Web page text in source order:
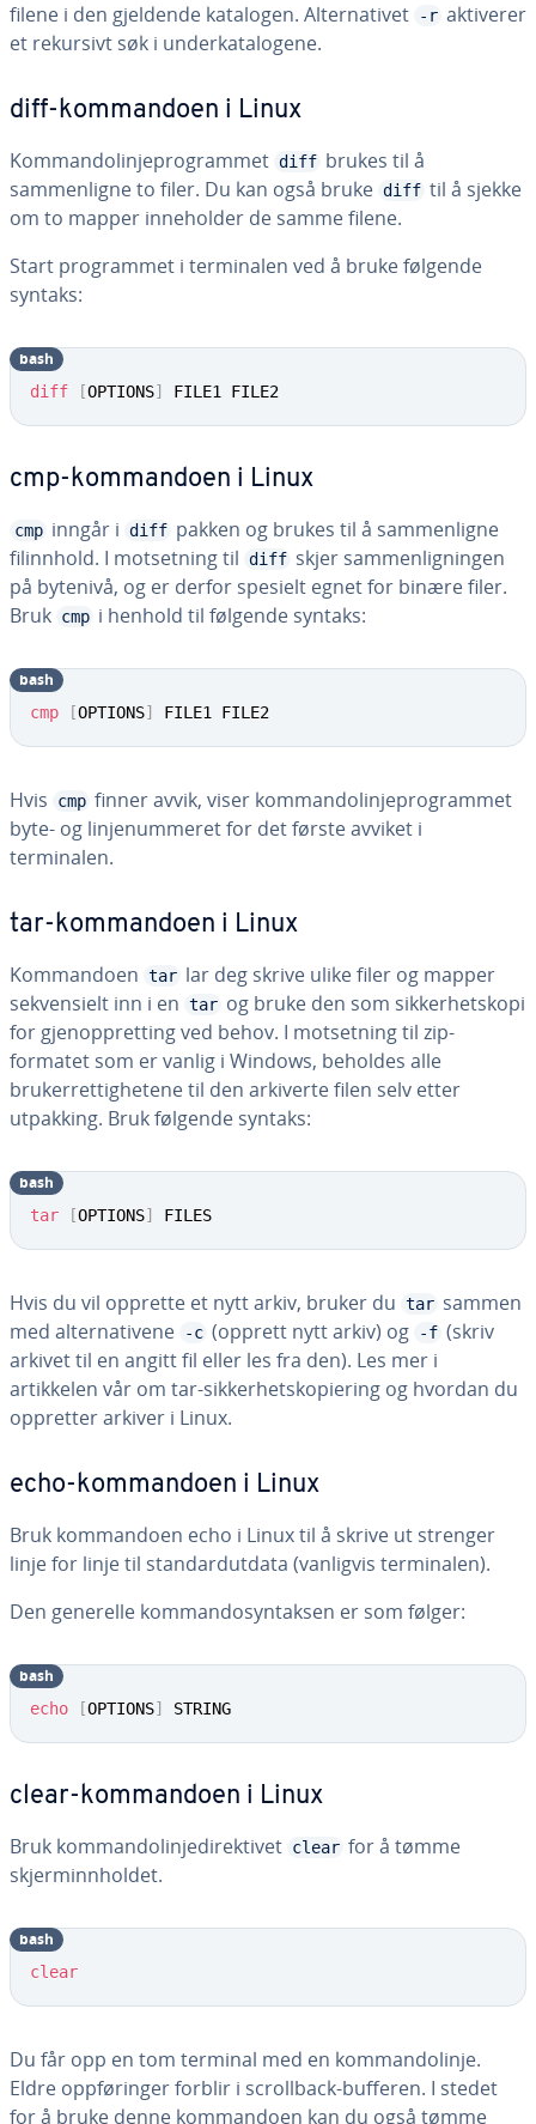
filene i den gjeldende katalogen. Alternativet
-r aktiverer
et rekursivt søk i underkatalogene.
diff-kommandoen i Linux
Kommandolinjeprogrammet diff brukes til å
sammenligne to filer. Du kan også bruke diff til å sjekke
om to mapper inneholder de samme filene.
Start programmet i terminalen ved å bruke følgende
syntaks:
diff [OPTIONS] FILE1 FILE2
bash
cmp-kommandoen i Linux
cmp inngår i diff pakken og brukes til å sammenligne
filinnhold. I motsetning til diff skjer sammenligningen
på bytenivå, og er derfor spesielt egnet for binære filer.
Bruk cmp i henhold til følgende syntaks:
cmp [OPTIONS] FILE1 FILE2
bash
Hvis cmp finner avvik, viser kommandolinjeprogrammet
byte- og linjenummeret for det første avviket i
terminalen.
tar-kommandoen i Linux
Kommandoen tar lar deg skrive ulike filer og mapper
sekvensielt inn i en tar og bruke den som sikkerhetskopi
for gjenoppretting ved behov. I motsetning til zip-
formatet som er vanlig i Windows, beholdes alle
brukerrettighetene til den arkiverte filen selv etter
utpakking. Bruk følgende syntaks:
tar [OPTIONS] FILES
bash
Hvis du vil opprette et nytt arkiv, bruker du tar sammen
med alternativene
-c (opprett nytt arkiv) og -f (skriv
arkivet til en angitt fil eller les fra den). Les mer i
artikkelen vår om tar-sikkerhetskopiering og hvordan du
oppretter arkiver i Linux.
echo-kommandoen i Linux
Bruk kommandoen echo i Linux til å skrive ut strenger
linje for linje til standardutdata (vanligvis terminalen).
Den generelle kommandosyntaksen er som følger:
echo [OPTIONS] STRING
bash
clear-kommandoen i Linux
Bruk kommandolinjedirektivet clear for å tømme
skjerminnholdet.
clear
bash
Du får opp en tom terminal med en kommandolinje.
Eldre oppføringer forblir i scrollback-bufferen. I stedet
for å bruke denne kommandoen kan du også tømme